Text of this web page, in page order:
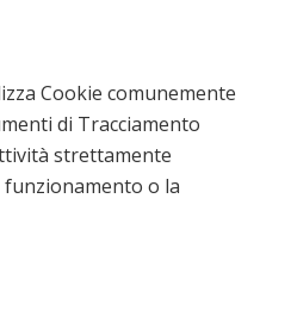
Cookie comunemente
di Tracciamento
strettamente
o la